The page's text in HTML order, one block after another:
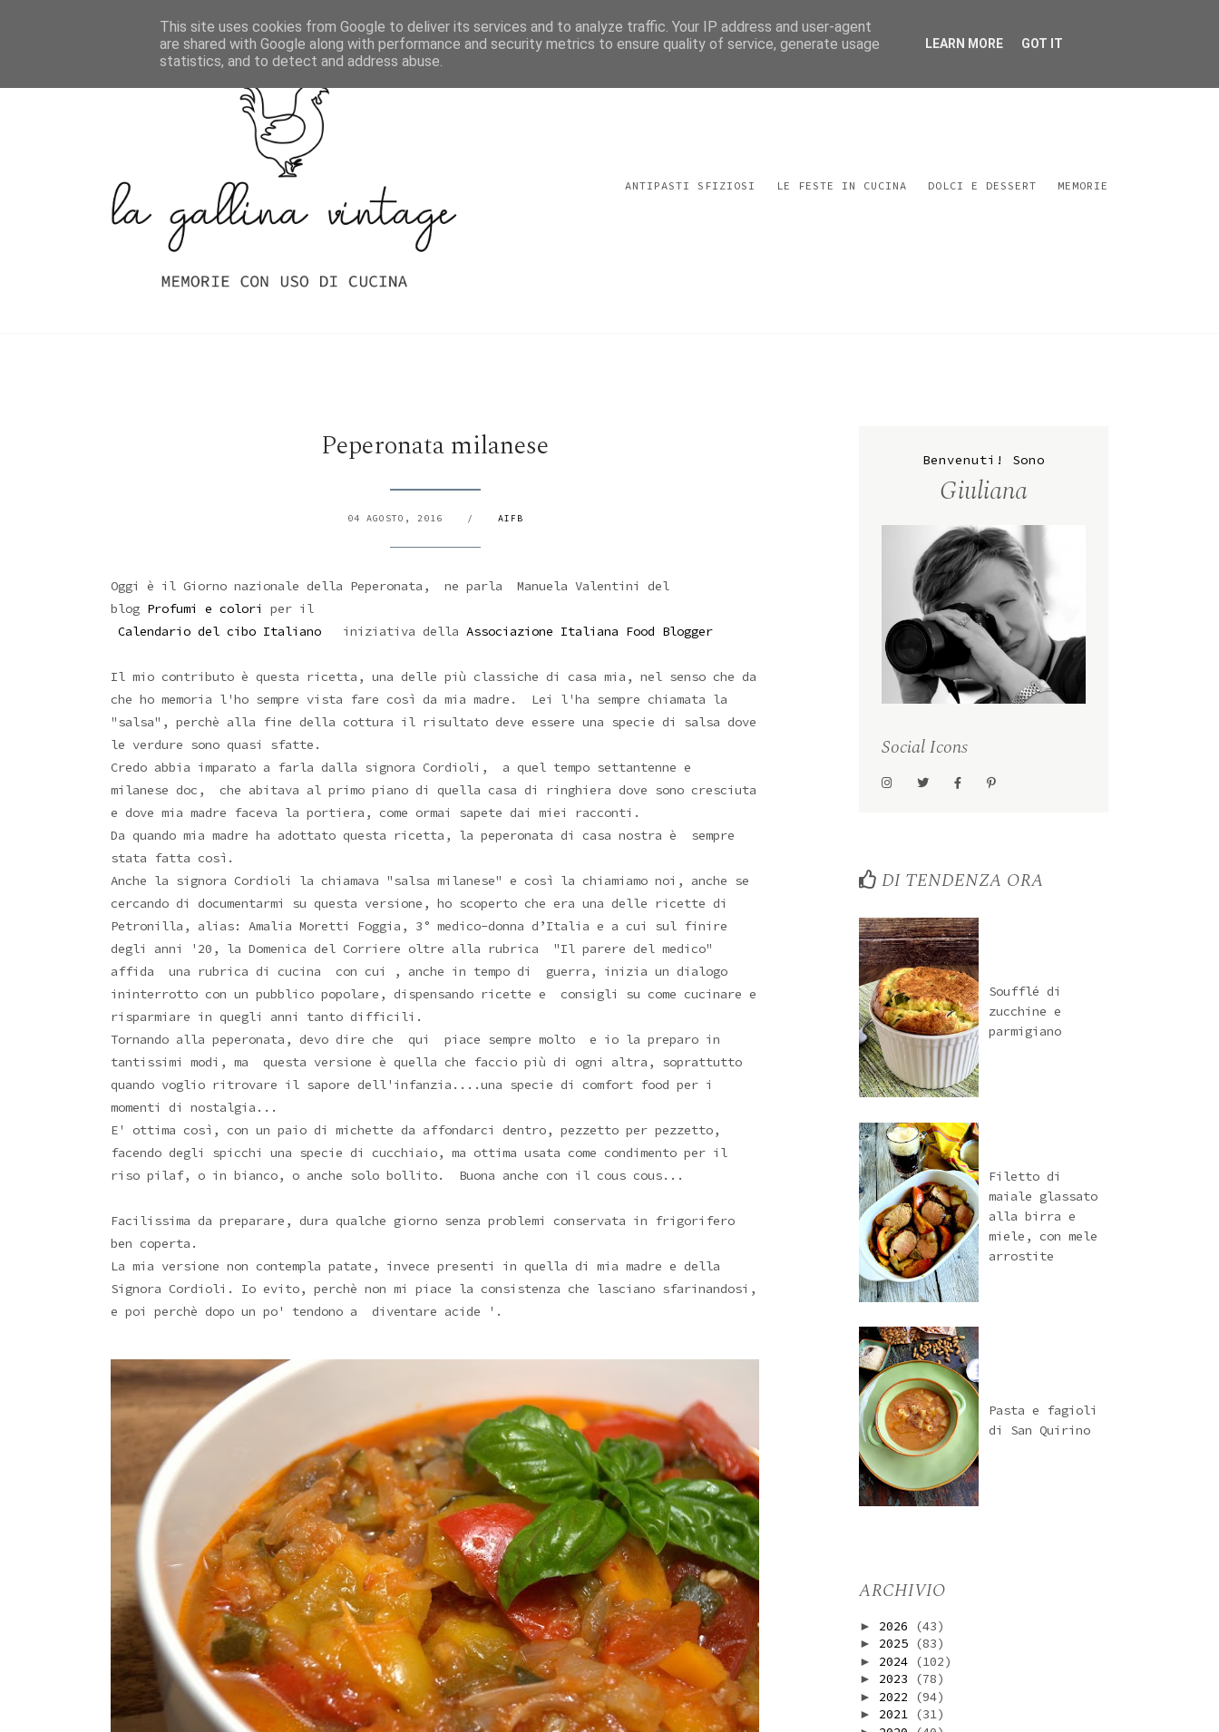
Indice Delle Ricette
ANTIPASTI SFIZIOSI LE FESTE IN CUCINA DOLCI E DESSERT MEMORIE
Peperonata milanese
04 AGOSTO, 2016 / AIFB
Oggi è il Giorno nazionale della Peperonata, ne parla Manuela Valentini del
blog Profumi e colori
per il
Calendario del cibo Italiano iniziativa della Associazione Italiana Food Blogger
Il mio contributo è questa ricetta, una delle più classiche di casa mia, nel senso che da
che ho memoria l'ho sempre vista fare così da mia madre. Lei l'ha sempre chiamata la
"salsa", perchè alla fine della cottura il risultato deve essere una specie di salsa dove
le verdure sono quasi sfatte.
Credo abbia imparato a farla dalla signora Cordioli, a quel tempo settantenne e
milanese doc, che abitava al primo piano di quella casa di ringhiera dove sono cresciuta
e dove mia madre faceva la portiera, come ormai sapete dai miei racconti.
Da quando mia madre ha adottato questa ricetta, la peperonata di casa nostra è sempre
stata fatta così.
Anche la signora Cordioli la chiamava "salsa milanese" e così la chiamiamo noi, anche se
cercando di documentarmi su questa versione, ho scoperto che era una delle ricette di
Petronilla, alias: Amalia Moretti Foggia, 3° medico-donna d’Italia e a cui sul finire
degli anni '20, la Domenica del Corriere oltre alla rubrica "Il parere del medico"
affida una rubrica di cucina con cui , anche in tempo di guerra, inizia un dialogo
ininterrotto con un pubblico popolare, dispensando ricette e consigli su come cucinare e
risparmiare in quegli anni tanto difficili.
Tornando alla peperonata, devo dire che qui piace sempre molto e io la preparo in
tantissimi modi, ma questa versione è quella che faccio più di ogni altra, soprattutto
quando voglio ritrovare il sapore dell'infanzia....una specie di comfort food per i
momenti di nostalgia...
E' ottima così, con un paio di michette da affondarci dentro, pezzetto per pezzetto,
facendo degli spicchi una specie di cucchiaio, ma ottima usata come condimento per il
riso pilaf, o in bianco, o anche solo bollito. Buona anche con il cous cous...
Facilissima da preparare, dura qualche giorno senza problemi conservata in frigorifero
ben coperta.
La mia versione non contempla patate, invece presenti in quella di mia madre e della
Signora Cordioli. Io evito, perchè non mi piace la consistenza che lasciano sfarinandosi,
e poi perchè dopo un po' tendono a diventare acide '.
Benvenuti! Sono
Giuliana
Social Icons
DI TENDENZA ORA
Soufflé di
zucchine e
parmigiano
Filetto di
maiale glassato
alla birra e
miele, con mele
arrostite
Pasta e fagioli
di San Quirino
ARCHIVIO
► 2026 (43)
► 2025 (83)
► 2024 (102)
► 2023 (78)
► 2022 (94)
► 2021 (31)
This site uses cookies from Google to deliver its services and to analyze traffic. Your IP address and user-agent
are shared with Google along with performance and security metrics to ensure quality of service, generate usage
statistics, and to detect and address abuse.
LEARN MORE GOT IT